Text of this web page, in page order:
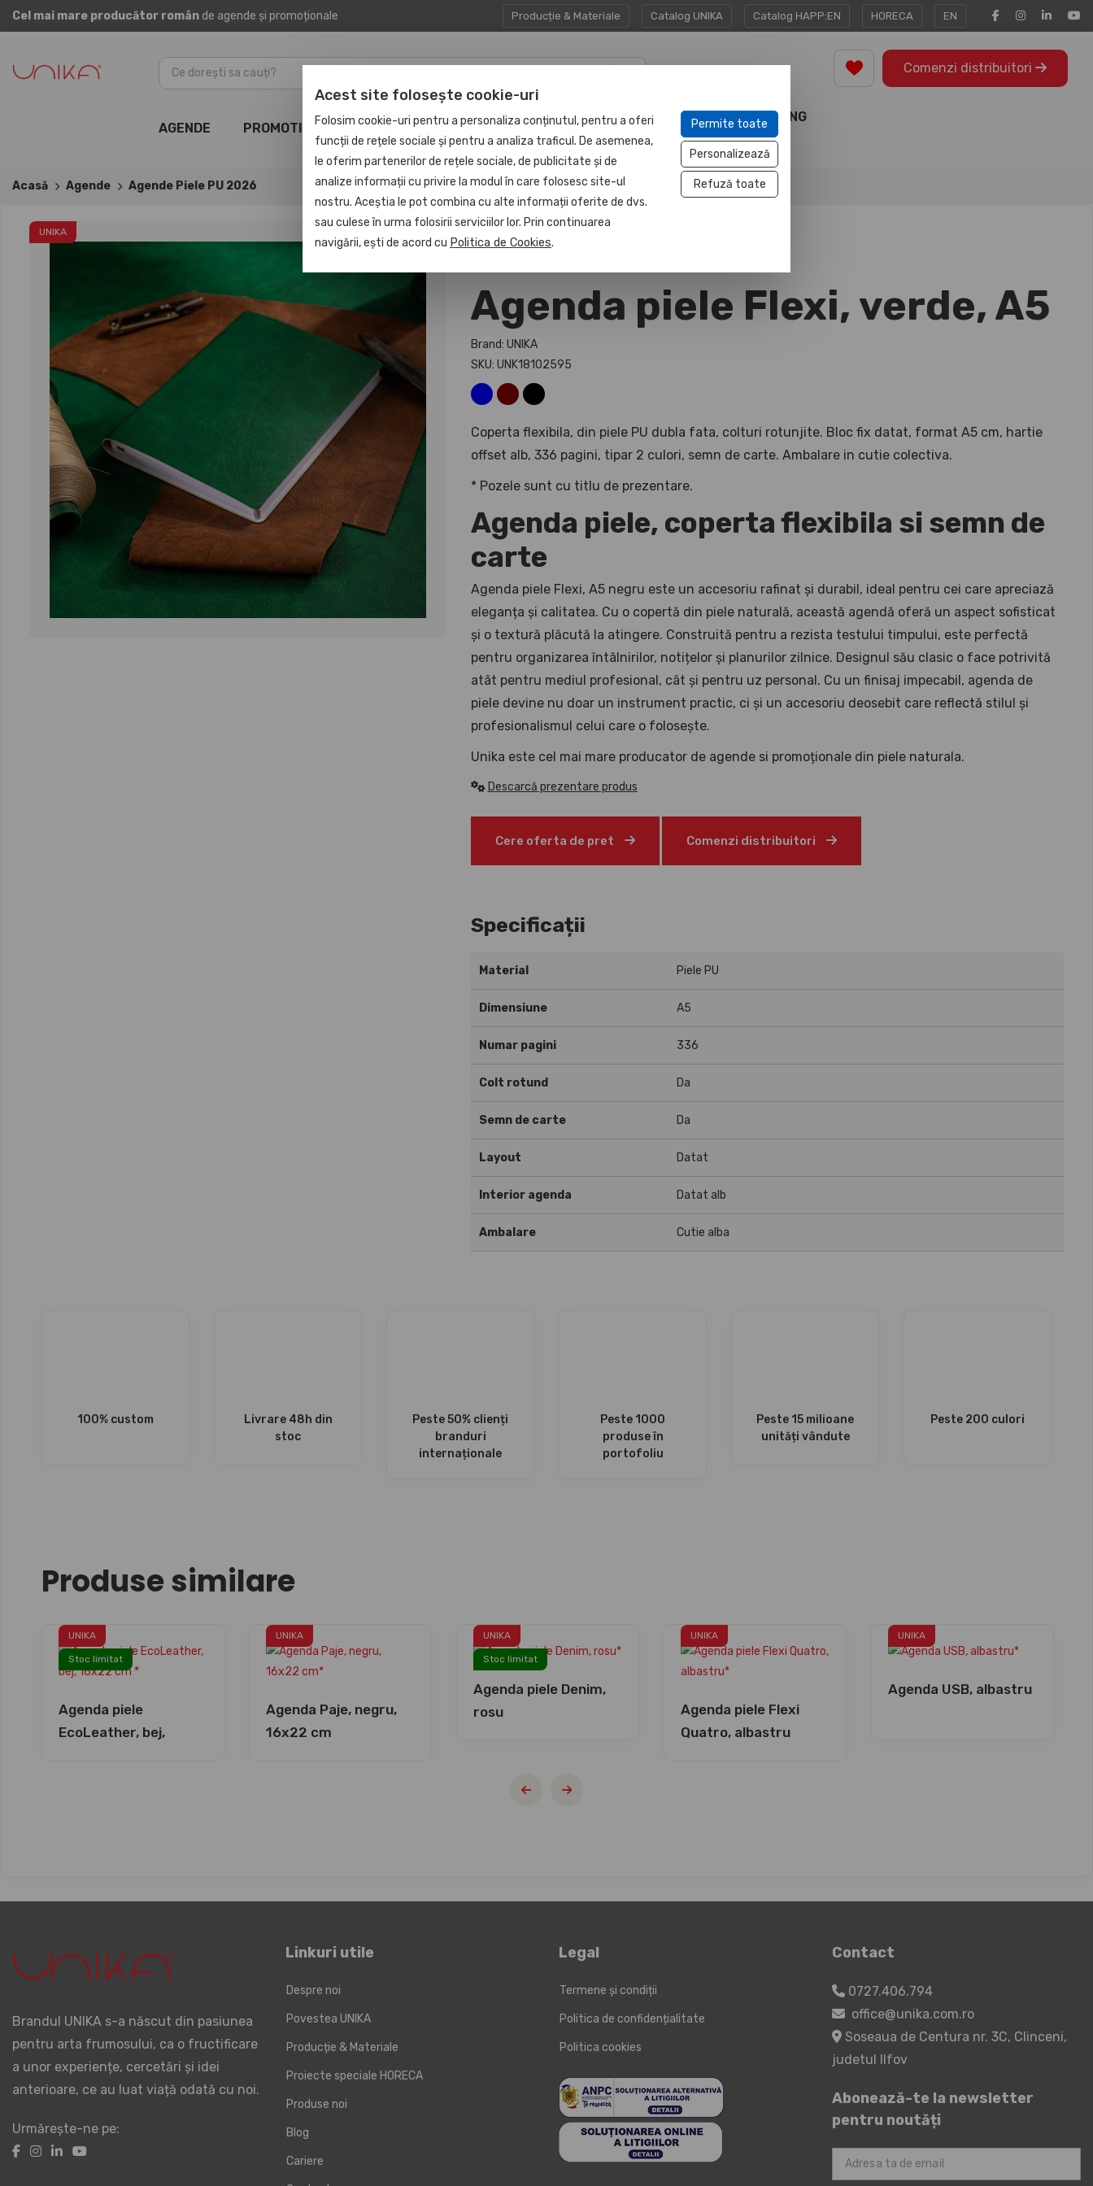
Cel mai mare producător român de agende și promoționale Producție & Materiale Catalog UNIKA Catalog HAPP:EN HORECA EN
AGENDE PROMOTIONALE HAPP:EN
CADOURI
CORPORATE
UNITATE
PROTEJATĂ
MARKETING
TOOLS
Comenzi distribuitori
Acasă Agende Agende Piele PU 2026
UNIKA
Agenda piele Flexi, verde, A5
Brand: UNIKA
SKU: UNK18102595
Coperta flexibila, din piele PU dubla fata, colturi rotunjite. Bloc fix datat, format A5 cm, hartie
offset alb, 336 pagini, tipar 2 culori, semn de carte. Ambalare in cutie colectiva.
* Pozele sunt cu titlu de prezentare.
Agenda piele, coperta flexibila si semn de
carte
Agenda piele Flexi, A5 negru este un accesoriu rafinat și durabil, ideal pentru cei care apreciază
eleganța și calitatea. Cu o copertă din piele naturală, această agendă oferă un aspect sofisticat
și o textură plăcută la atingere. Construită pentru a rezista testului timpului, este perfectă
pentru organizarea întâlnirilor, notițelor și planurilor zilnice. Designul său clasic o face potrivită
atât pentru mediul profesional, cât și pentru uz personal. Cu un finisaj impecabil, agenda de
piele devine nu doar un instrument practic, ci și un accesoriu deosebit care reflectă stilul și
profesionalismul celui care o folosește.
Unika este cel mai mare producator de agende si promoționale din piele naturala.
Descarcă prezentare produs
Cere oferta de pret Comenzi distribuitori
Specificații
Material Piele PU
Dimensiune A5
Numar pagini 336
Colt rotund Da
Semn de carte Da
Layout Datat
Interior agenda Datat alb
Ambalare Cutie alba
100% custom
Livrare 48h din
stoc
Peste 50% clienți
branduri
internaționale
Peste 1000
produse în
portofoliu
Peste 15 milioane
unități vândute
Peste 200 culori
Produse similare
UNIKA
Stoc limitat
Agenda piele
EcoLeather, bej,
UNIKA
Agenda Paje, negru,
16x22 cm
UNIKA
Stoc limitat
Agenda piele Denim,
rosu
UNIKA
Agenda piele Flexi
Quatro, albastru
UNIKA
Agenda USB, albastru
Brandul UNIKA s-a născut din pasiunea
pentru arta frumosului, ca o fructificare
a unor experiențe, cercetări și idei
anterioare, ce au luat viață odată cu noi.
Urmărește-ne pe:
Linkuri utile
Despre noi
Povestea UNIKA
Producție & Materiale
Proiecte speciale HORECA
Produse noi
Blog
Cariere
Legal
Termene și condiții
Politica de confidențialitate
Politica cookies
Contact
0727.406.794
office@unika.com.ro
Soseaua de Centura nr. 3C, Clinceni,
judetul Ilfov
Abonează-te la newsletter
pentru noutăți
Acest site folosește cookie-uri
Folosim cookie-uri pentru a personaliza conținutul, pentru a oferi
funcții de rețele sociale și pentru a analiza traficul. De asemenea,
le oferim partenerilor de rețele sociale, de publicitate și de
analize informații cu privire la modul în care folosesc site-ul
nostru. Aceștia le pot combina cu alte informații oferite de dvs.
sau culese în urma folosirii serviciilor lor. Prin continuarea
navigării, ești de acord cu Politica de Cookies.
Permite toate
Personalizează
Refuză toate